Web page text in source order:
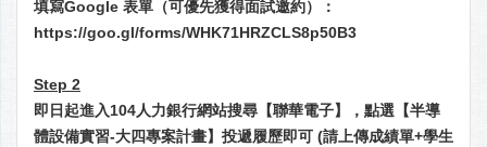
填寫Google 表單（可優先獲得面試邀約）：
https://goo.gl/forms/WHK71HRZCLS8p50B3
Step 2
即日起進入104人力銀行網站搜尋【聯華電子】，點選【半導
體設備實習-大四專案計畫】投遞履歷即可 (請上傳成績單+學生